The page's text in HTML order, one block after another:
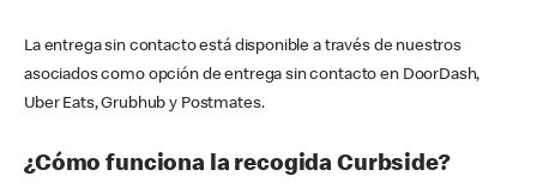
La entrega sin contacto está disponible a través de nuestros
asociados como opción de entrega sin contacto en DoorDash,
Uber Eats, Grubhub y Postmates.
¿Cómo funciona la recogida Curbside?